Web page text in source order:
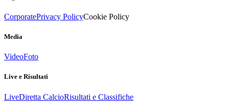
CorporatePrivacy PolicyCookie Policy
Media
VideoFoto
Live e Risultati
LiveDiretta CalcioRisultati e Classifiche